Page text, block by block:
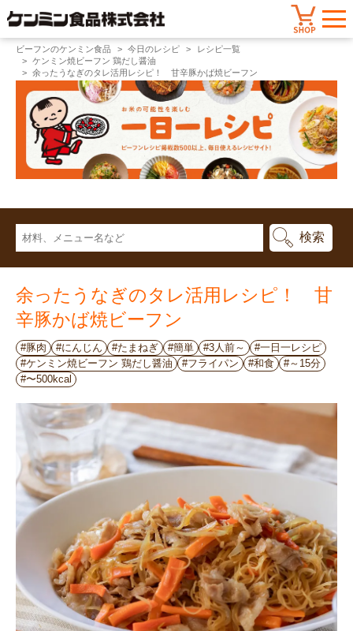
ビーフンのケンミン食品 今日のレシピ
レシピ一覧
ケンミン焼ビーフン 鶏だし醤油
余ったうなぎのタレ活用レシピ！ 甘辛豚かば焼ビーフン
余ったうなぎのタレ活用レシピ！ 甘
辛豚かば焼ビーフン
#豚肉 #にんじん #たまねぎ #簡単 #3人前～
#一日一レシピ
#ケンミン焼ビーフン 鶏だし醤油
#フライパン #和食
#～15分
#〜500kcal